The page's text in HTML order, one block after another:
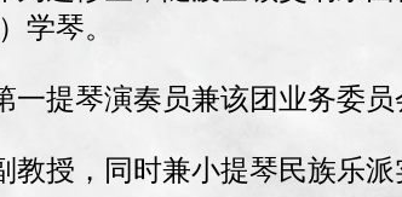
学琴。
提琴演奏员兼该团业务委员
授，同时兼小提琴民族乐派